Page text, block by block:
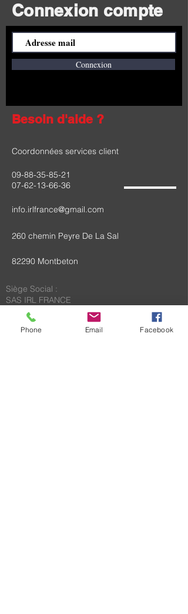
Connexion compte
Connexion
Besoin d'aide ?
Coordonnées services client
09-88-35-85-21
07-62-13-66-36
info.irlfrance@gmail.com
260 chemin Peyre De La Sal
82290 Montbeton
Siège Social :
SAS IRL FRANCE
260 chemin peyre de la sal
82290 MONTBETON
RCS Montauban B
893 732 925
Phone Email Facebook